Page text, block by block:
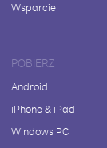
Wsparcie
POBIERZ
Android
iPhone & iPad
Windows PC